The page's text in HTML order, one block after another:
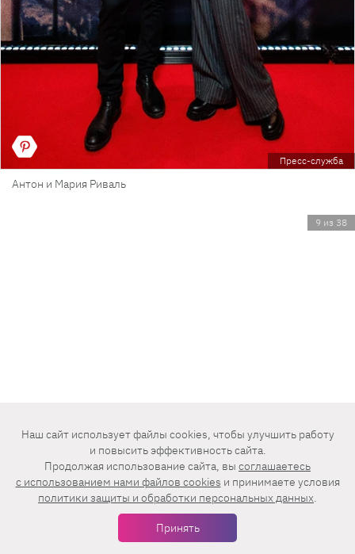
Пресс-служба
Антон и Мария Риваль
9 из 38
Наш сайт использует файлы cookies, чтобы улучшить работу
и повысить эффективность сайта.
Продолжая использование сайта, вы соглашаетесь
c использованием нами файлов cookies и принимаете условия
политики защиты и обработки персональных данных.
Принять